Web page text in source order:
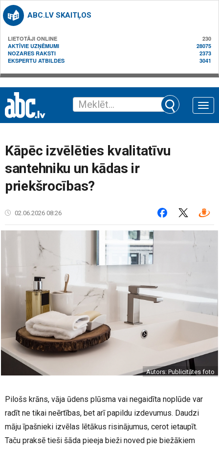
ABC.LV SKAITĻOS
LIETOTĀJI ONLINE
230
AKTĪVIE UZŅĒMUMI
28075
NOZARES RAKSTI
2373
EKSPERTU ATBILDES
3041
Toggle
Kāpēc izvēlēties kvalitatīvu
santehniku un kādas ir
priekšrocības?
02.06.2026 08:26
Autors: Publicitātes foto
Pilošs krāns, vāja ūdens plūsma vai negaidīta noplūde var
radīt ne tikai neērtības, bet arī papildu izdevumus. Daudzi
māju īpašnieki izvēlas lētākus risinājumus, cerot ietaupīt.
Taču praksē tieši šāda pieeja bieži noved pie biežākiem